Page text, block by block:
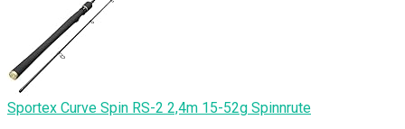
Sportex Curve Spin RS-2 2,4m 15-52g Spinnrute